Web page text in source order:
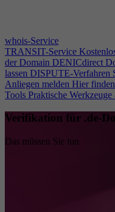
whois-Service
TRANSIT-Service
der Domain DENICdirect
lassen DISPUTE-Verfahren
Anliegen melden Hier
Tools Praktische
Verifikation für .de-
Das müssen Sie tun